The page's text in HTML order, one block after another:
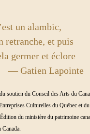
un alambic,
retranche, et puis
germer et éclore
Lapointe
soutien du Conseil des Arts du
Culturelles du Québec et
du ministère du patrimoine